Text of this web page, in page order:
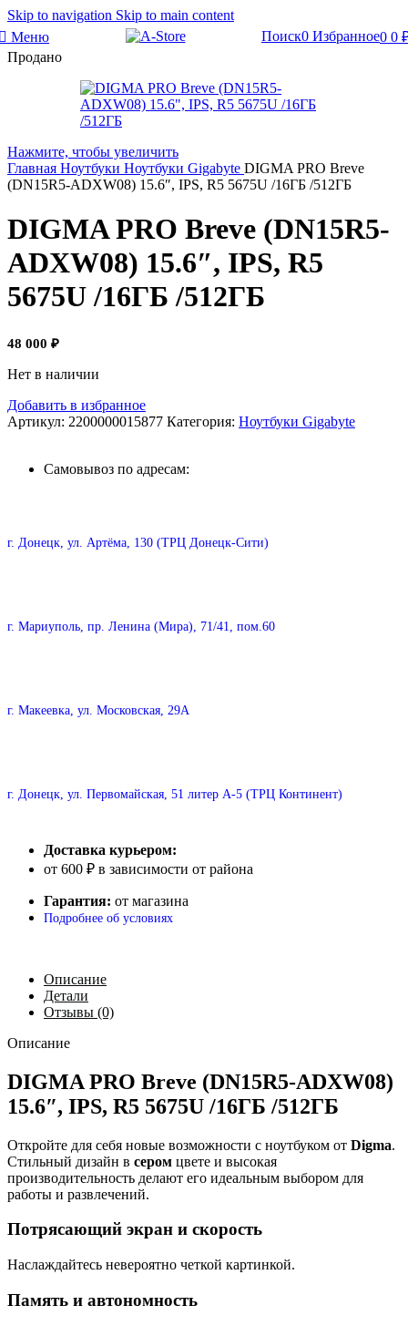
Skip to navigation Skip to main content
Меню
Поиск0 Избранное0 0
Продано
Нажмите, чтобы увеличить
Главная Ноутбуки Ноутбуки Gigabyte DIGMA PRO Breve
(DN15R5-ADXW08) 15.6″, IPS, R5 5675U /16ГБ /512ГБ
DIGMA PRO Breve (DN15R5-
ADXW08) 15.6″, IPS, R5
5675U /16ГБ /512ГБ
48 000 ₽
Нет в наличии
Добавить в избранное
Артикул: 2200000015877 Категория: Ноутбуки Gigabyte
Самовывоз по адресам:
г. Донецк, ул. Артёма, 130 (ТРЦ Донецк-Сити)
г. Мариуполь, пр. Ленина (Мира), 71/41, пом.60
г. Макеевка, ул. Московская, 29А
г. Донецк, ул. Первомайская, 51 литер А-5 (ТРЦ Континент)
Доставка курьером:
от 600 ₽ в зависимости от района
Гарантия: от магазина
Подробнее об условиях
Описание
Детали
Отзывы (0)
Описание
DIGMA PRO Breve (DN15R5-ADXW08)
15.6″, IPS, R5 5675U /16ГБ /512ГБ
Откройте для себя новые возможности с ноутбуком от Digma.
Стильный дизайн в сером цвете и высокая
производительность делают его идеальным выбором для
работы и развлечений.
Потрясающий экран и скорость
Наслаждайтесь невероятно четкой картинкой.
Память и автономность